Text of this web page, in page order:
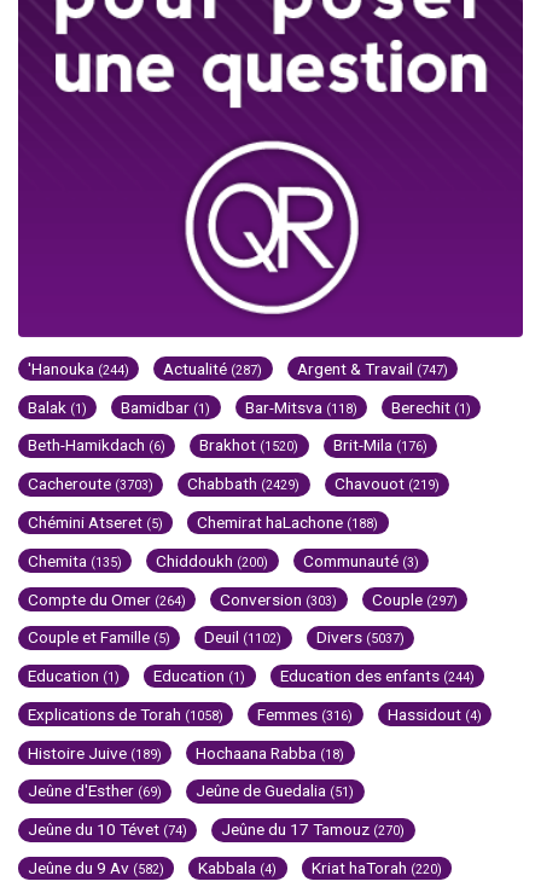
'Hanouka (244) Actualité (287) Argent & Travail (747)
Balak (1) Bamidbar (1) Bar-Mitsva (118) Berechit (1)
Beth-Hamikdach (6) Brakhot (1520) Brit-Mila (176)
Cacheroute (3703) Chabbath (2429) Chavouot (219)
Chémini Atseret (5) Chemirat haLachone (188)
Chemita (135) Chiddoukh (200) Communauté (3)
Compte du Omer (264) Conversion (303) Couple (297)
Couple et Famille (5) Deuil (1102) Divers (5037)
Education (1) Education (1) Education des enfants (244)
Explications de Torah (1058) Femmes (316) Hassidout (4)
Histoire Juive (189) Hochaana Rabba (18)
Jeûne d'Esther (69) Jeûne de Guedalia (51)
Jeûne du 10 Tévet (74) Jeûne du 17 Tamouz (270)
Jeûne du 9 Av (582) Kabbala (4) Kriat haTorah (220)